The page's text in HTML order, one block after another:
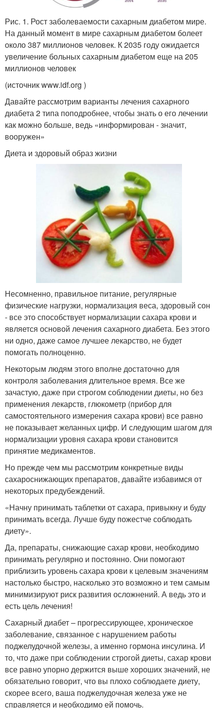
Рис. 1. Рост заболеваемости сахарным диабетом мире.
На данный момент в мире сахарным диабетом болеет
около 387 миллионов человек. К 2035 году ожидается
увеличение больных сахарным диабетом еще на 205
миллионов человек
(источник www.idf.org )
Давайте рассмотрим варианты лечения сахарного
диабета 2 типа поподробнее, чтобы знать о его лечении
как можно больше, ведь «информирован - значит,
вооружен»
Диета и здоровый образ жизни
Несомненно, правильное питание, регулярные
физические нагрузки, нормализация веса, здоровый сон
- все это способствует нормализации сахара крови и
является основой лечения сахарного диабета. Без этого
ни одно, даже самое лучшее лекарство, не будет
помогать полноценно.
Некоторым людям этого вполне достаточно для
контроля заболевания длительное время. Все же
зачастую, даже при строгом соблюдении диеты, но без
применения лекарств, глюкометр (прибор для
самостоятельного измерения сахара крови) все равно
не показывает желанных цифр. И следующим шагом для
нормализации уровня сахара крови становится
принятие медикаментов.
Но прежде чем мы рассмотрим конкретные виды
сахароснижающих препаратов, давайте избавимся от
некоторых предубеждений.
«Начну принимать таблетки от сахара, привыкну и буду
принимать всегда. Лучше буду пожестче соблюдать
диету».
Да, препараты, снижающие сахар крови, необходимо
принимать регулярно и постоянно. Они помогают
приблизить уровень сахара крови к целевым значениям
настолько быстро, насколько это возможно и тем самым
минимизируют риск развития осложнений. А ведь это и
есть цель лечения!
Сахарный диабет – прогрессирующее, хроническое
заболевание, связанное с нарушением работы
поджелудочной железы, а именно гормона инсулина. И
то, что даже при соблюдении строгой диеты, сахар крови
все равно упорно держится выше хороших значений, не
обязательно говорит, что вы плохо соблюдаете диету,
скорее всего, ваша поджелудочная железа уже не
справляется и необходимо ей помочь.